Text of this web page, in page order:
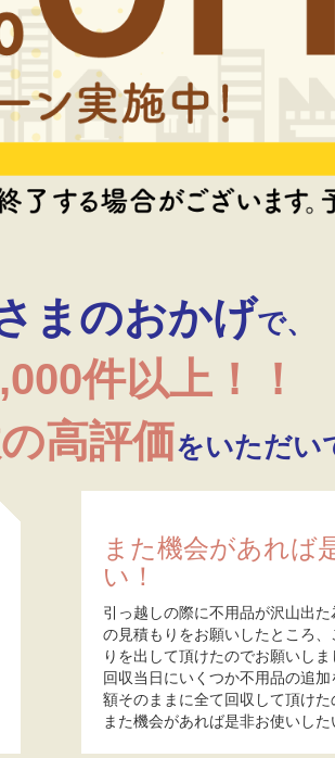
まのおかげで、
件以上！！
高評価をいただい
また機会があれば
い！
引っ越しの際に不用品が沢山出
の見積もりをお願いしたところ
りを出して頂けたのでお願いしま
回収当日にいくつか不用品の追
額そのままに全て回収して頂け
また機会があれば是非お使いした